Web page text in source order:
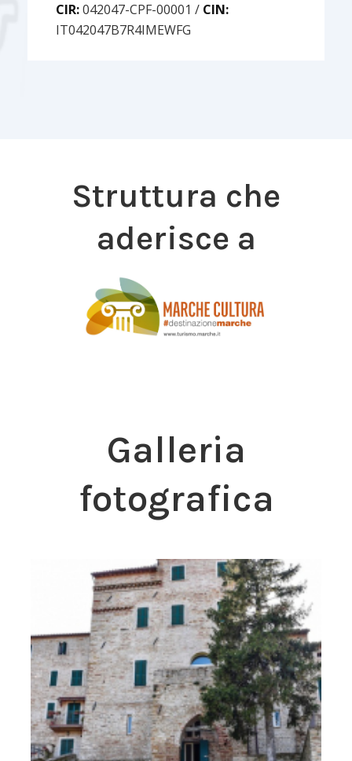
CIR:042047-CPF-00001 / CIN:
IT042047B7R4IMEWFG
Struttura che
aderisce a
Galleria
fotografica